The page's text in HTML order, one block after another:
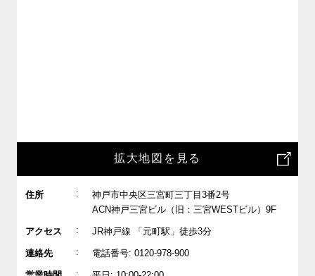
拡大地図を見る
住所 :
神戸市中央区三宮町三丁目3番2号
ACN神戸三宮ビル（旧：三宮WESTビル）9F
アクセス : JR神戸線 「元町駅」徒歩3分
連絡先 : 電話番号: 0120-978-900
: